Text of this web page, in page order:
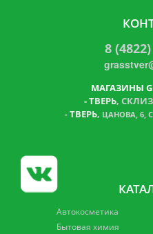
8
МАГАЗИНЫ
-ТВЕРЬ,
- ТВЕРЬ, ЦАНОВА, 6,
Автокосметика
Бытовая химия